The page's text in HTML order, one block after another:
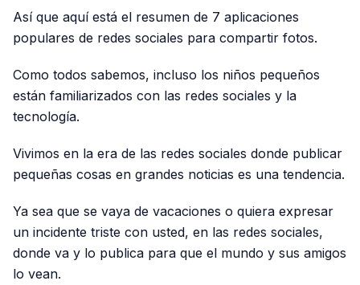
Así que aquí está el resumen de 7 aplicaciones
populares de redes sociales para compartir fotos.
Como todos sabemos, incluso los niños pequeños
están familiarizados con las redes sociales y la
tecnología.
Vivimos en la era de las redes sociales donde publicar
pequeñas cosas en grandes noticias es una tendencia.
Ya sea que se vaya de vacaciones o quiera expresar
un incidente triste con usted, en las redes sociales,
donde va y lo publica para que el mundo y sus amigos
lo vean.